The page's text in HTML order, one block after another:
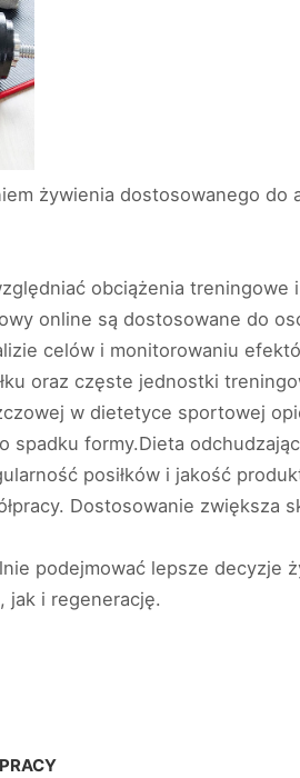
żywienia dostosowanego do
obciążenia
online są dostosowane do
celów i monitorowaniu
oraz częste jednostki
w dietetyce sportowej
formy.Dieta
posiłków i jakość
Dostosowanie zwiększa
podejmować lepsze decyzje
jak i regenerację.